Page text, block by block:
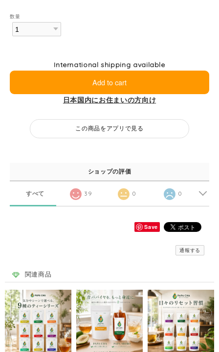
数量
International shipping available
Add to cart
日本国内にお住まいの方向け
この商品をアプリで見る
ショップの評価
すべて 39 0 0
Save
通報する
関連商品